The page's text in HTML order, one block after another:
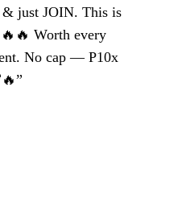
just JOIN. This is
Worth every
No cap — P10x